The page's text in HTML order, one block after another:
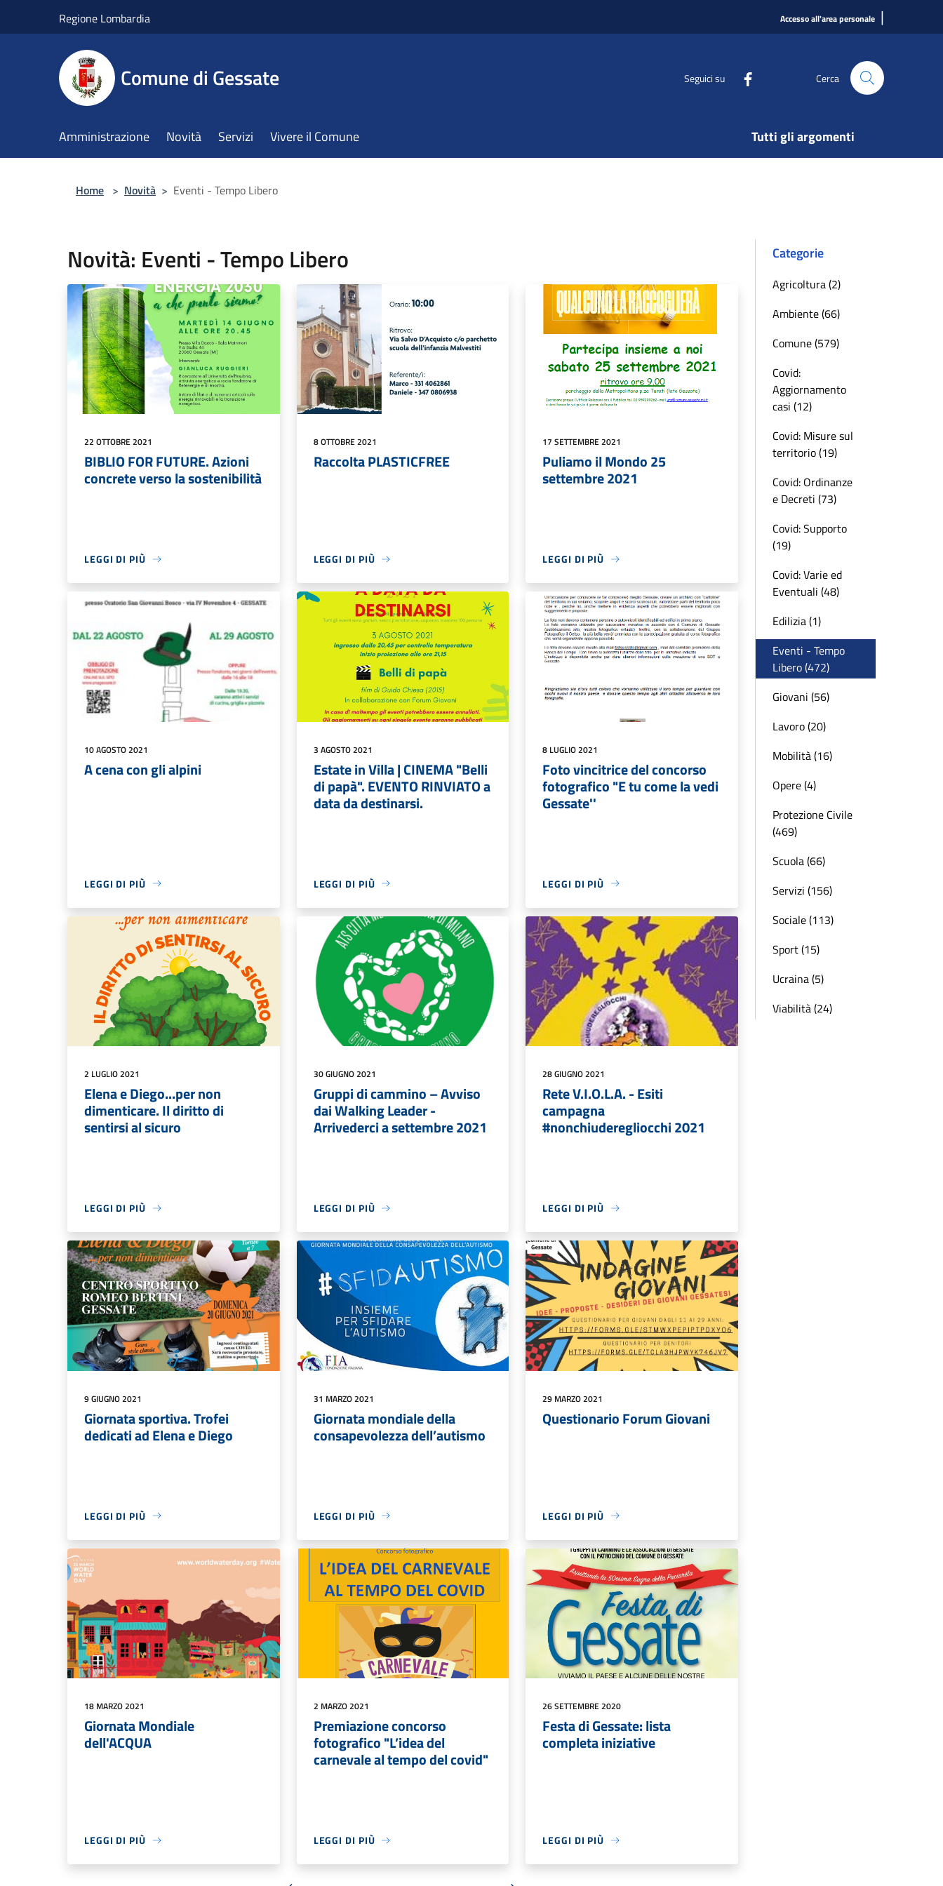
Regione Lombardia Accesso all'area personale |
Comune di Gessate Seguici su Cerca
Amministrazione Novità Servizi Vivere il Comune Tutti gli argomenti
Home > Novità > Eventi - Tempo Libero
Novità: Eventi - Tempo Libero
22 OTTOBRE 2021
BIBLIO FOR FUTURE. Azioni
concrete verso la sostenibilità
LEGGI DI PIÙ
8 OTTOBRE 2021
Raccolta PLASTICFREE
LEGGI DI PIÙ
17 SETTEMBRE 2021
Puliamo il Mondo 25
settembre 2021
LEGGI DI PIÙ
10 AGOSTO 2021
A cena con gli alpini
LEGGI DI PIÙ
3 AGOSTO 2021
Estate in Villa | CINEMA "Belli
di papà". EVENTO RINVIATO a
data da destinarsi.
LEGGI DI PIÙ
8 LUGLIO 2021
Foto vincitrice del concorso
fotografico "E tu come la vedi
Gessate''
LEGGI DI PIÙ
2 LUGLIO 2021
Elena e Diego...per non
dimenticare. Il diritto di
sentirsi al sicuro
LEGGI DI PIÙ
30 GIUGNO 2021
Gruppi di cammino – Avviso
dai Walking Leader -
Arrivederci a settembre 2021
LEGGI DI PIÙ
28 GIUGNO 2021
Rete V.I.O.L.A. - Esiti
campagna
#nonchiuderegliocchi 2021
LEGGI DI PIÙ
9 GIUGNO 2021
Giornata sportiva. Trofei
dedicati ad Elena e Diego
LEGGI DI PIÙ
31 MARZO 2021
Giornata mondiale della
consapevolezza dell’autismo
LEGGI DI PIÙ
29 MARZO 2021
Questionario Forum Giovani
LEGGI DI PIÙ
18 MARZO 2021
Giornata Mondiale
dell'ACQUA
LEGGI DI PIÙ
2 MARZO 2021
Premiazione concorso
fotografico "L’idea del
carnevale al tempo del covid"
LEGGI DI PIÙ
26 SETTEMBRE 2020
Festa di Gessate: lista
completa iniziative
LEGGI DI PIÙ
Categorie
Agricoltura (2)
Ambiente (66)
Comune (579)
Covid:
Aggiornamento
casi (12)
Covid: Misure sul
territorio (19)
Covid: Ordinanze
e Decreti (73)
Covid: Supporto
(19)
Covid: Varie ed
Eventuali (48)
Edilizia (1)
Eventi - Tempo
Libero (472)
Giovani (56)
Lavoro (20)
Mobilità (16)
Opere (4)
Protezione Civile
(469)
Scuola (66)
Servizi (156)
Sociale (113)
Sport (15)
Ucraina (5)
Viabilità (24)